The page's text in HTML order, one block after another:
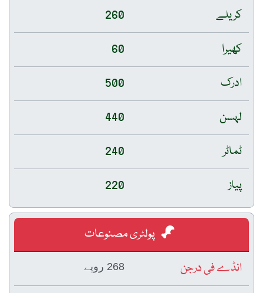
کریلے
260
کھیرا
60
ادرک
500
لہسن
440
ٹماٹر
240
پیاز
220
پولٹری مصنوعات
انڈے فی درجن
268 روپے